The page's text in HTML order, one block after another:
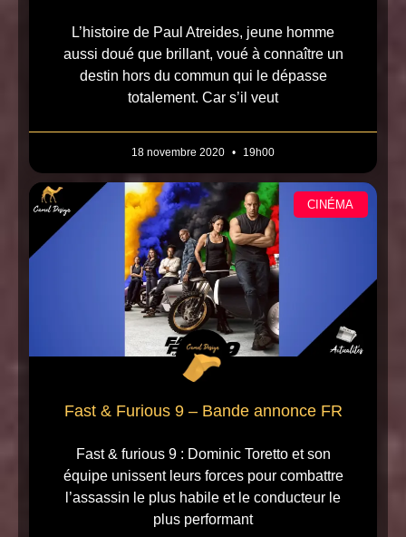
L’histoire de Paul Atreides, jeune homme
aussi doué que brillant, voué à connaître un
destin hors du commun qui le dépasse
totalement. Car s’il veut
18 novembre 2020 19h00
CINÉMA
Fast & Furious 9 – Bande annonce FR
Fast & furious 9 : Dominic Toretto et son
équipe unissent leurs forces pour combattre
l’assassin le plus habile et le conducteur le
plus performant